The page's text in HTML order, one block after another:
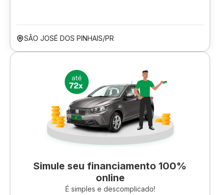
SÃO JOSÉ DOS PINHAIS/PR
Simule seu financiamento 100%
online
É simples e descomplicado!